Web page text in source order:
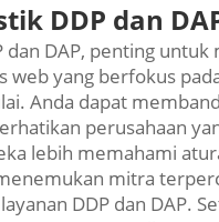
DDP dan
DAP, penting
web yang berfokus
Anda dapat
perusahaan
lebih memahami
mitra
DDP dan DAP.